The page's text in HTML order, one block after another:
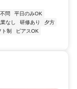
問
平日のみOK
なし 研修あり
夕方
ト制
ピアスOK